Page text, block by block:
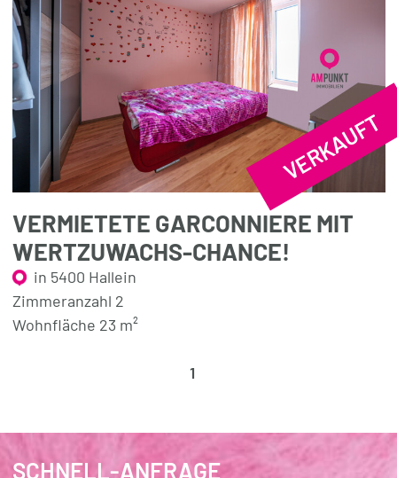
VERKAUFT
VERMIETETE GARCONNIERE MIT
WERTZUWACHS-CHANCE!
in 5400 Hallein
Zimmeranzahl 2
Wohnfläche 23 m²
1
SCHNELL-ANFRAGE